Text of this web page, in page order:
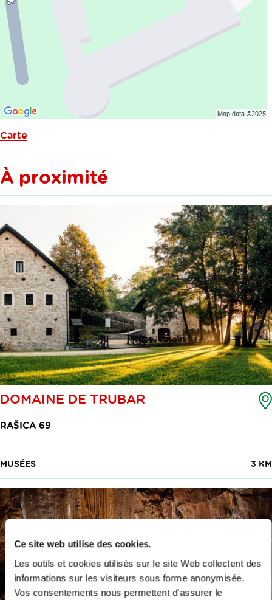
Ce site web utilise des cookies.
Les outils et cookies utilisés sur le site Web collectent des
informations sur les visiteurs sous forme anonymisée.
Vos consentements nous permettent d'assurer le
Carte
À proximité
DOMAINE DE TRUBAR
RAŠICA 69
MUSÉES 3 KM